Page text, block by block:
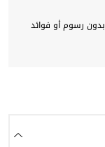
بدون رسوم أو فوائد